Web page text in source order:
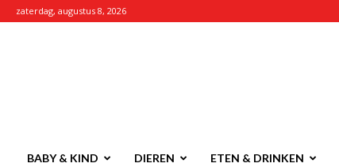
zaterdag, augustus 8, 2026
BABY & KIND DIEREN ETEN & DRINKEN